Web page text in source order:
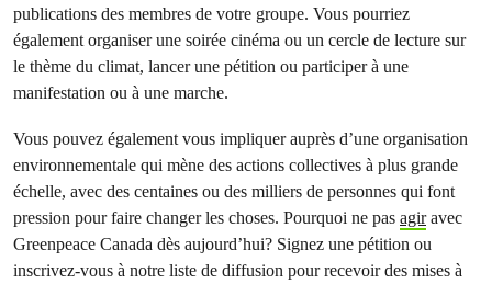
publications des membres de votre groupe. Vous pourriez
également organiser une soirée cinéma ou un cercle de lecture sur
le thème du climat, lancer une pétition ou participer à une
manifestation ou à une marche.
Vous pouvez également vous impliquer auprès d’une organisation
environnementale qui mène des actions collectives à plus grande
échelle, avec des centaines ou des milliers de personnes qui font
pression pour faire changer les choses. Pourquoi ne pas agiravec
Greenpeace Canada dès aujourd’hui? Signez une pétition ou
inscrivez-vous à notre liste de diffusion pour recevoir des mises à